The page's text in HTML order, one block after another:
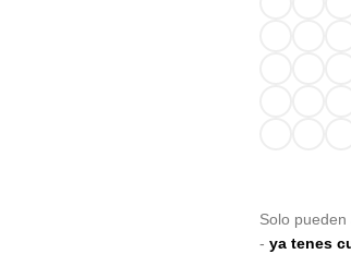
Solo
- ya tenes